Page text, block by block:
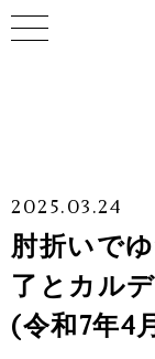
2025.03.24
肘折いで
了とカル
(令和7年4